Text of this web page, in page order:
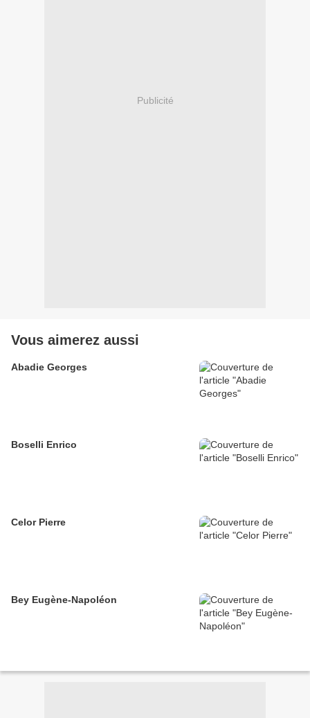
Publicité
Vous aimerez aussi
Abadie Georges
Boselli Enrico
Celor Pierre
Bey Eugène-Napoléon